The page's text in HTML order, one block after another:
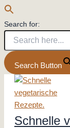
Search for:
Search Button
Zum
Inhalt
springen
Schnelle